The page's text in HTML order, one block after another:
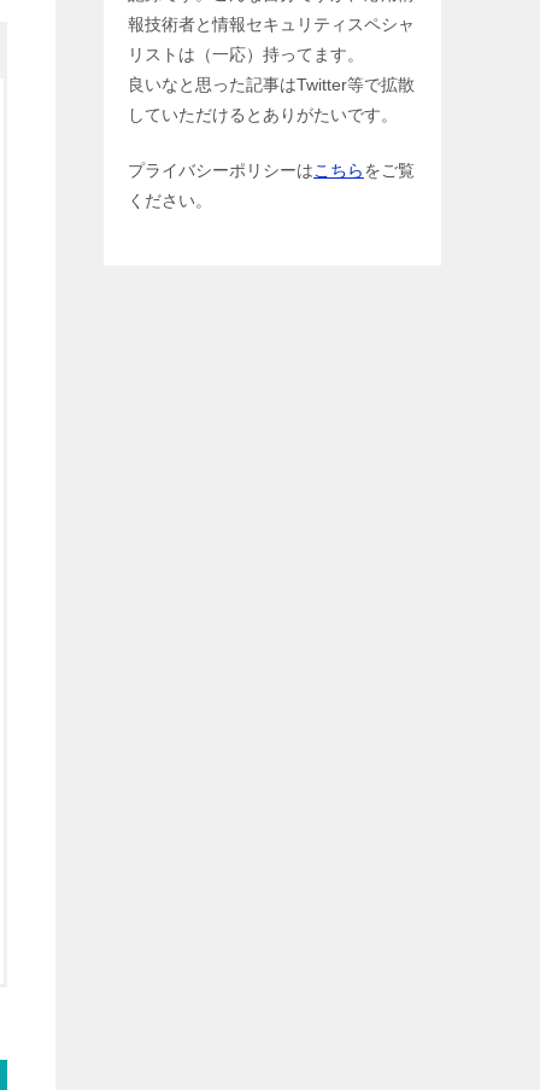
報技術者と情報セキュリティスペシャ
リストは（一応）持ってます。
良いなと思った記事はTwitter等で拡散
していただけるとありがたいです。
プライバシーポリシーはこちらをご覧
ください。